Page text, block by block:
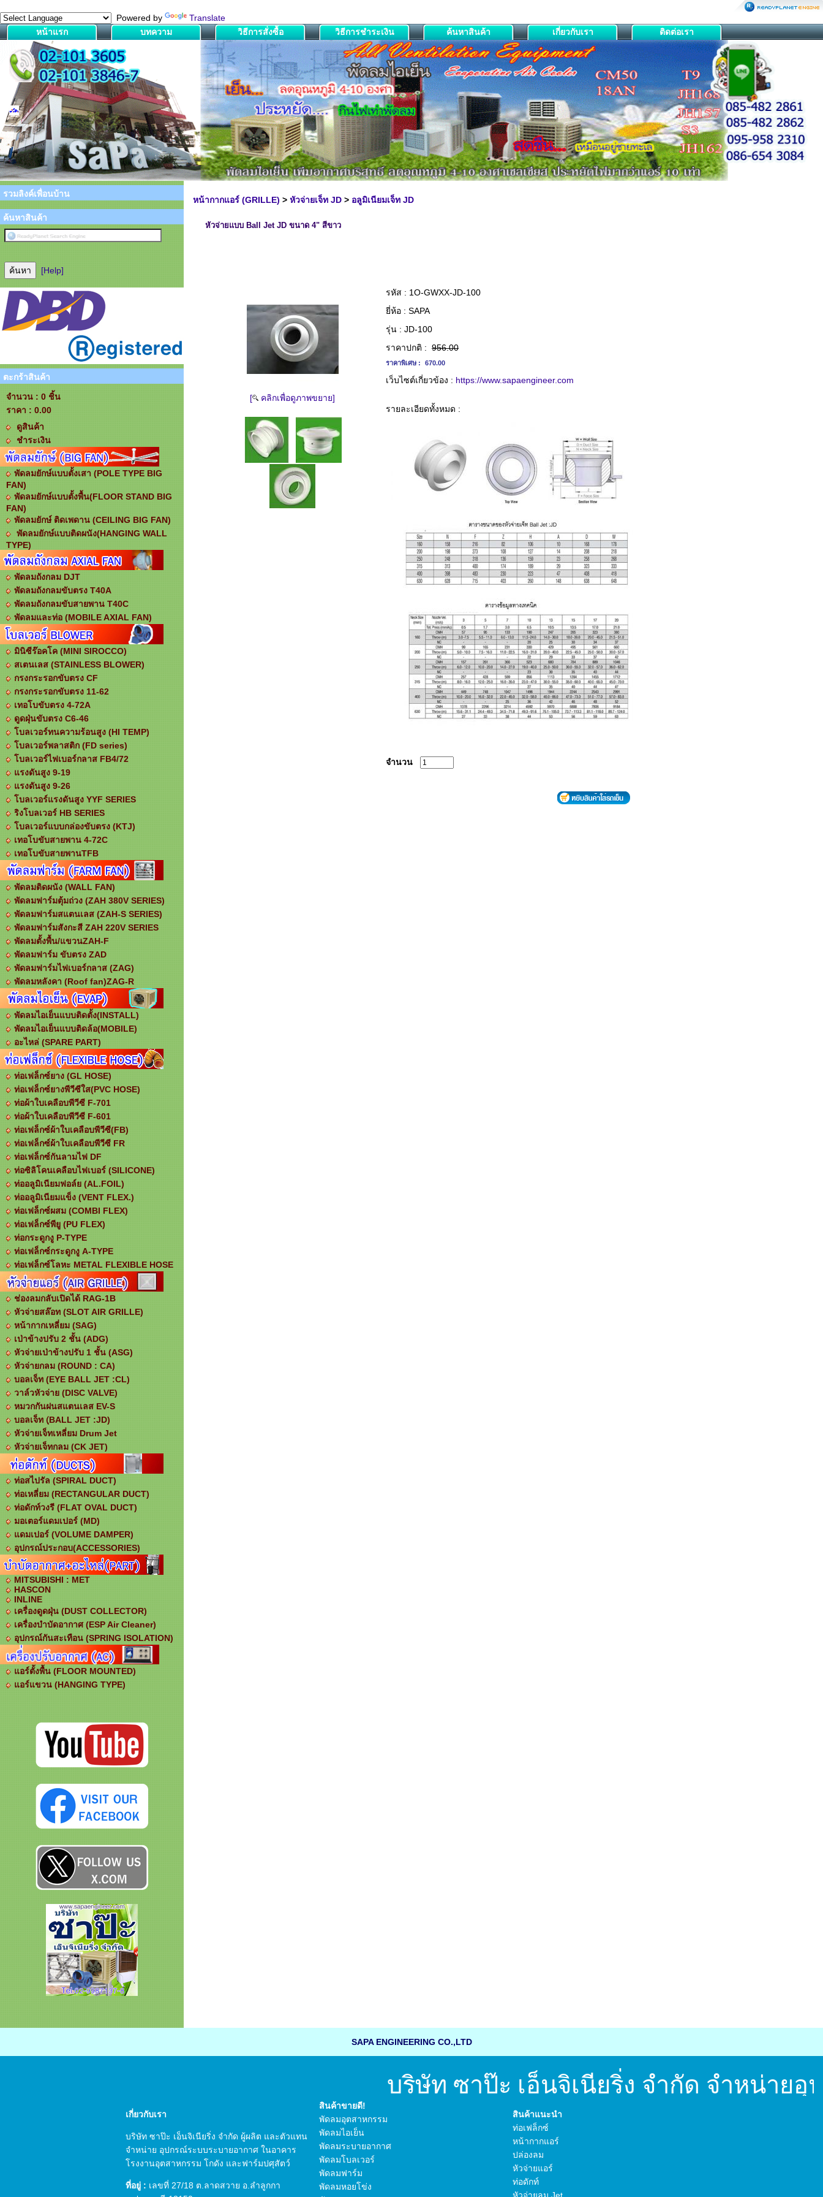
Powered by
Translate
หน้าแรก
บทความ วิธีการสั่งซื้อ วิธีการชำระเงิน ค้นหาสินค้า เกี่ยวกับเรา ติดต่อเรา
รวมลิงค์เพื่อนบ้าน
ค้นหาสินค้า
[Help]
ตะกร้าสินค้า
จำนวน : 0 ชิ้น
ราคา : 0.00
ดูสินค้า
ชำระเงิน
พัดลมยักษ์แบบตั้งเสา (POLE TYPE BIG
FAN)
พัดลมยักษ์แบบตั้งพื้น(FLOOR STAND BIG
FAN)
พัดลมยักษ์ ติดเพดาน (CEILING BIG FAN)
พัดลมยักษ์แบบติดผนัง(HANGING WALL
TYPE)
พัดลมถังกลม DJT
พัดลมถังกลมขับตรง T40A
พัดลมถังกลมขับสายพาน T40C
พัดลมและท่อ (MOBILE AXIAL FAN)
มินิซีร๊อคโค (MINI SIROCCO)
สเตนเลส (STAINLESS BLOWER)
กรงกระรอกขับตรง CF
กรงกระรอกขับตรง 11-62
เทอโบขับตรง 4-72A
ดูดฝุ่นขับตรง C6-46
โบลเวอร์ทนความร้อนสูง (HI TEMP)
โบลเวอร์พลาสติก (FD series)
โบลเวอร์ไฟเบอร์กลาส FB4/72
แรงดันสูง 9-19
แรงดันสูง 9-26
โบลเวอร์แรงดันสูง YYF SERIES
ริงโบลเวอร์ HB SERIES
โบลเวอร์แบบกล่องขับตรง (KTJ)
เทอโบขับสายพาน 4-72C
เทอโบขับสายพานTFB
พัดลมติดผนัง (WALL FAN)
พัดลมฟาร์มตุ้มถ่วง (ZAH 380V SERIES)
พัดลมฟาร์มสแตนเลส (ZAH-S SERIES)
พัดลมฟาร์มสังกะสี ZAH 220V SERIES
พัดลมตั้งพื้น/แขวนZAH-F
พัดลมฟาร์ม ขับตรง ZAD
พัดลมฟาร์มไฟเบอร์กลาส (ZAG)
พัดลมหลังคา (Roof fan)ZAG-R
พัดลมไอเย็นแบบติดตั้ง(INSTALL)
พัดลมไอเย็นแบบติดล้อ(MOBILE)
อะไหล่ (SPARE PART)
ท่อเฟล็กซ์ยาง (GL HOSE)
ท่อเฟล็กซ์ยางพีวีซีใส(PVC HOSE)
ท่อผ้าใบเคลือบพีวีซี F-701
ท่อผ้าใบเคลือบพีวีซี F-601
ท่อเฟล็กซ์ผ้าใบเคลือบพีวีซี(FB)
ท่อเฟล็กซ์ผ้าใบเคลือบพีวีซี FR
ท่อเฟล็กซ์กันลามไฟ DF
ท่อซิลิโคนเคลือบไฟเบอร์ (SILICONE)
ท่ออลูมิเนียมฟอล์ย (AL.FOIL)
ท่ออลูมิเนียมแข็ง (VENT FLEX.)
ท่อเฟล็กซ์ผสม (COMBI FLEX)
ท่อเฟล็กซ์พียู (PU FLEX)
ท่อกระดูกงู P-TYPE
ท่อเฟล็กซ์กระดูกงู A-TYPE
ท่อเฟล็กซ์โลหะ METAL FLEXIBLE HOSE
ช่องลมกลับเปิดได้ RAG-1B
หัวจ่ายสล๊อท (SLOT AIR GRILLE)
หน้ากากเหลี่ยม (SAG)
เป่าข้างปรับ 2 ชั้น (ADG)
หัวจ่ายเป่าข้างปรับ 1 ชั้น (ASG)
หัวจ่ายกลม (ROUND : CA)
บอลเจ็ท (EYE BALL JET :CL)
วาล์วหัวจ่าย (DISC VALVE)
หมวกกันฝนสแตนเลส EV-S
บอลเจ็ท (ฺBALL JET :JD)
หัวจ่ายเจ็ทเหลี่ยม Drum Jet
หัวจ่ายเจ็ทกลม (CK JET)
ท่อสไปรัล (SPIRAL DUCT)
ท่อเหลี่ยม (RECTANGULAR DUCT)
ท่อดักท์วงรี (FLAT OVAL DUCT)
มอเตอร์แดมเปอร์ (MD)
แดมเปอร์ (VOLUME DAMPER)
อุปกรณ์ประกอบ(ACCESSORIES)
MITSUBISHI : MET
HASCON
INLINE
เครื่องดูดฝุ่น (DUST COLLECTOR)
เครื่องบำบัดอากาศ (ESP Air Cleaner)
อุปกรณ์กันสะเทือน (SPRING ISOLATION)
แอร์ตั้งพื้น (FLOOR MOUNTED)
แอร์แขวน (HANGING TYPE)
หน้ากากแอร์ (GRILLE) > หัวจ่ายเจ็ท JD > อลูมิเนียมเจ็ท JD
หัวจ่ายแบบ Ball Jet JD ขนาด 4" สีขาว
[ คลิกเพื่อดูภาพขยาย]
รหัส : 1O-GWXX-JD-100
ยี่ห้อ : SAPA
รุ่น : JD-100
ราคาปกติ : 956.00
ราคาพิเศษ : 670.00
เว็บไซต์เกี่ยวข้อง : https://www.sapaengineer.com
รายละเอียดทั้งหมด :
จำนวน
SAPA ENGINEERING CO.,LTD
บริษัท ซาป๊ะ เอ็นจิเนียริ่ง จำกัด จำหน่ายอุป
เกี่ยวกับเรา
บริษัท ซาป๊ะ เอ็นจิเนียริ่ง จำกัด ผู้ผลิต และตัวแทน
จำหน่าย อุปกรณ์ระบบระบายอากาศ ในอาคาร
โรงงานอุตสาหกรรม โกดัง และฟาร์มปศุสัตว์
ที่อยู่ : เลขที่ 27/18 ต.ลาดสวาย อ.ลำลูกกา
สินค้าขายดี!
พัดลมอุตสาหกรรม
พัดลมไอเย็น
พัดลมระบายอากาศ
พัดลมโบลเวอร์
พัดลมฟาร์ม
พัดลมหอยโข่ง
สินค้าแนะนำ
ท่อเฟล็กซ์
หน้ากากแอร์
ปล่องลม
หัวจ่ายแอร์
ท่อดักท์